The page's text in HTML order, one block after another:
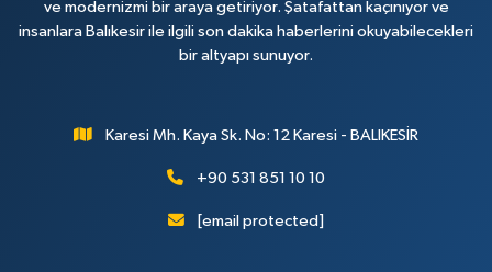
ve modernizmi bir araya getiriyor. Şatafattan kaçınıyor ve
insanlara Balıkesir ile ilgili son dakika haberlerini okuyabilecekleri
bir altyapı sunuyor.
Karesi Mh. Kaya Sk. No: 12 Karesi - BALIKESİR
+90 531 851 10 10
[email protected]